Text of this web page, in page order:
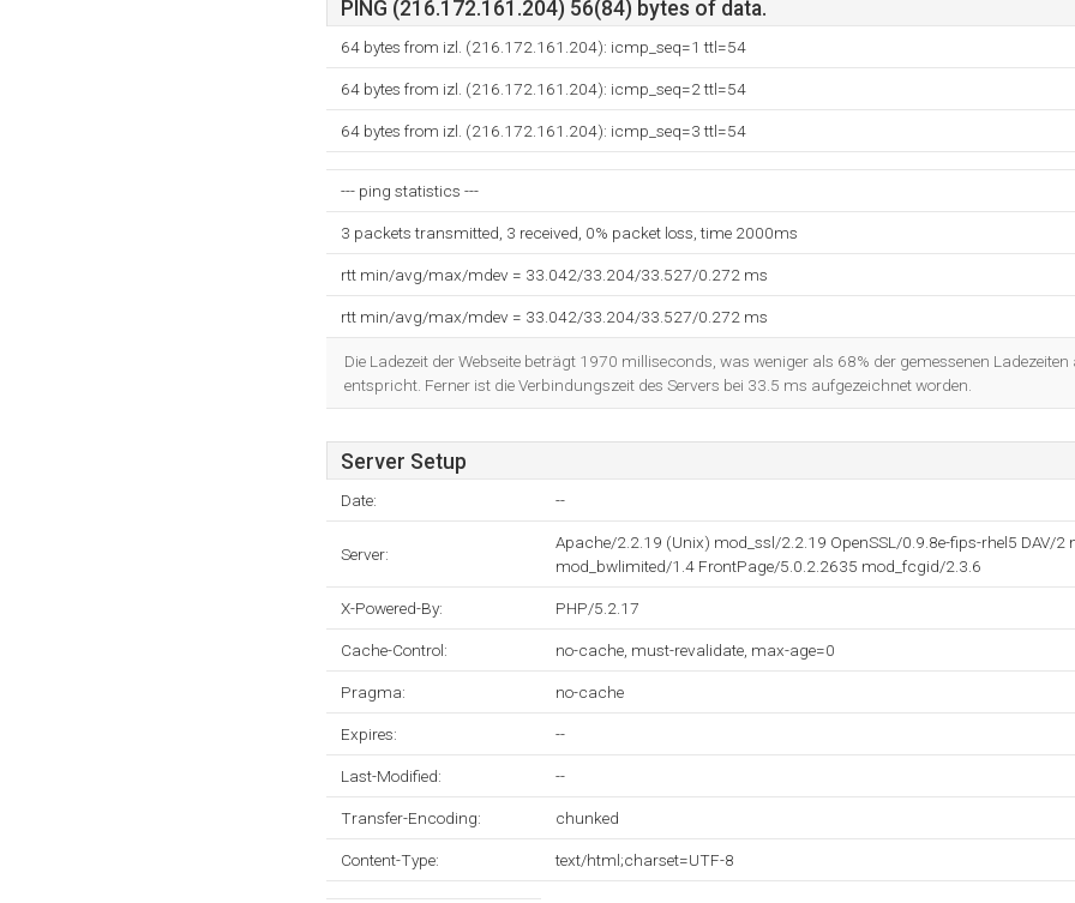
PING (216.172.161.204) 56(84) bytes of data.
64 bytes from izl. (216.172.161.204): icmp_seq=1 ttl=54
64 bytes from izl. (216.172.161.204): icmp_seq=2 ttl=54
64 bytes from izl. (216.172.161.204): icmp_seq=3 ttl=54
--- ping statistics ---
3 packets transmitted, 3 received, 0% packet loss, time 2000ms
rtt min/avg/max/mdev = 33.042/33.204/33.527/0.272 ms
rtt min/avg/max/mdev = 33.042/33.204/33.527/0.272 ms
Die Ladezeit der Webseite beträgt 1970 milliseconds, was weniger als 68% der gemessenen Ladezeiten
entspricht. Ferner ist die Verbindungszeit des Servers bei 33.5 ms aufgezeichnet worden.
Server Setup
Date: --
Server:
Apache/2.2.19 (Unix) mod_ssl/2.2.19 OpenSSL/0.9.8e-fips-rhel5 DAV/
mod_bwlimited/1.4 FrontPage/5.0.2.2635 mod_fcgid/2.3.6
X-Powered-By: PHP/5.2.17
Cache-Control: no-cache, must-revalidate, max-age=0
Pragma: no-cache
Expires: --
Last-Modified: --
Transfer-Encoding: chunked
Content-Type: text/html;charset=UTF-8